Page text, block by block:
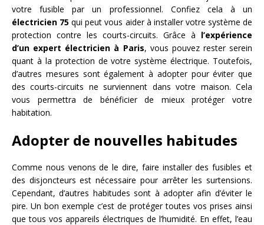
votre fusible par un professionnel. Confiez cela à un
électricien 75 qui peut vous aider à installer votre système de
protection contre les courts-circuits. Grâce à l’expérience
d’un expert électricien à Paris, vous pouvez rester serein
quant à la protection de votre système électrique. Toutefois,
d’autres mesures sont également à adopter pour éviter que
des courts-circuits ne surviennent dans votre maison. Cela
vous permettra de bénéficier de mieux protéger votre
habitation.
Adopter de nouvelles habitudes
Comme nous venons de le dire, faire installer des fusibles et
des disjoncteurs est nécessaire pour arrêter les surtensions.
Cependant, d’autres habitudes sont à adopter afin d’éviter le
pire. Un bon exemple c’est de protéger toutes vos prises ainsi
que tous vos appareils électriques de l’humidité. En effet, l’eau